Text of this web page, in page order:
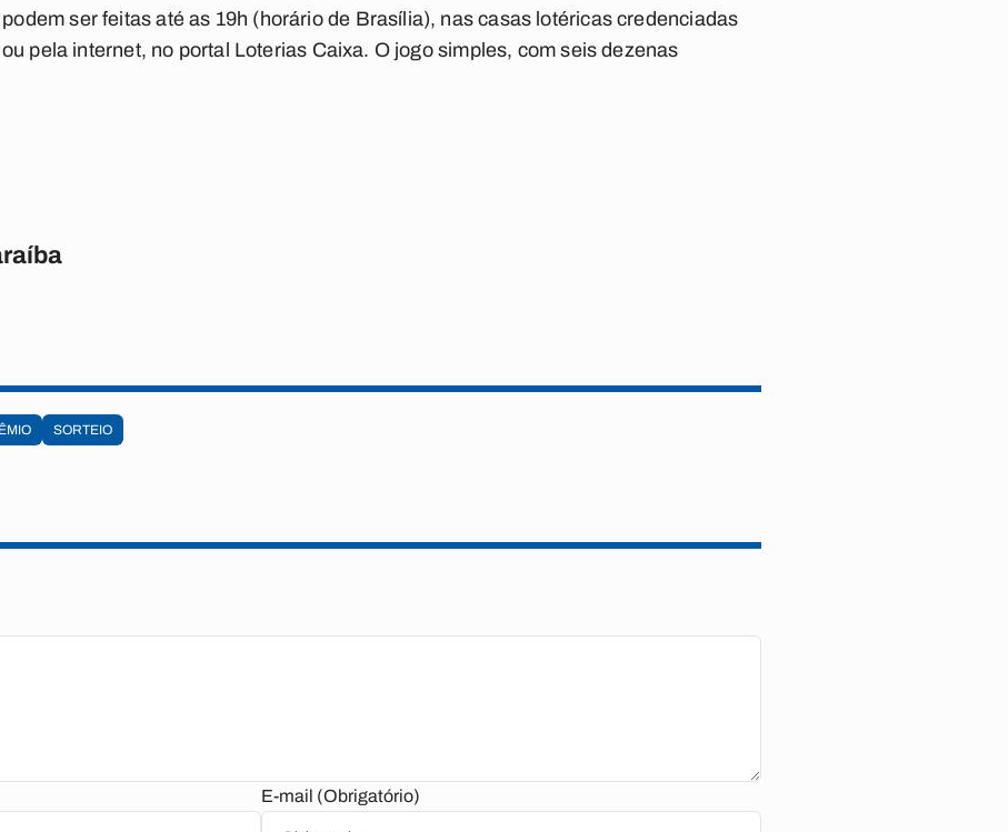
ser feitas até as 19h (horário de Brasília), nas casas lotéricas credenciadas
pela internet, no portal Loterias Caixa. O jogo simples, com seis dezenas
SORTEIO
E-mail (Obrigatório)